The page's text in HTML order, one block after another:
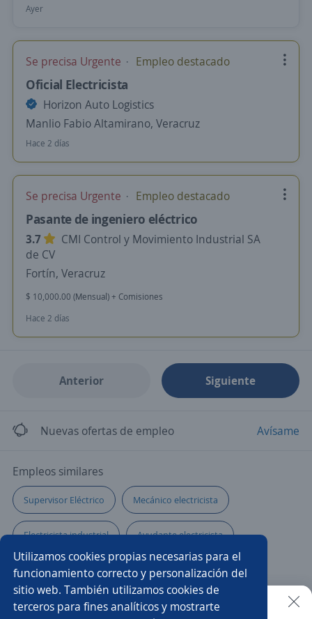
Utilizamos cookies propias necesarias para el
funcionamiento correcto y personalización del
sitio web. También utilizamos cookies de
terceros para fines analíticos y mostrarte
Ayer
Se precisa Urgente Empleo destacado
Oficial Electricista
Horizon Auto Logistics
Manlio Fabio Altamirano, Veracruz
Hace 2 días
Se precisa Urgente Empleo destacado
Pasante de ingeniero eléctrico
3.7
CMI Control y Movimiento Industrial SA
de CV
Fortín, Veracruz
$ 10,000.00 (Mensual) + Comisiones
Hace 2 días
Anterior Siguiente
Nuevas ofertas de empleo Avísame
Empleos similares
Supervisor Eléctrico Mecánico electricista
Electricista industrial Ayudante electricista
Eléctrico/a Técnico/a electricista Técnico/a
Técnico/a instalador Electricista Instalador/a